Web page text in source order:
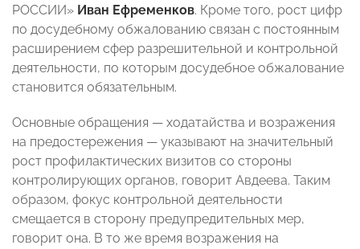
РОССИИ» Иван Ефременков. Кроме того, рост цифр
по досудебному обжалованию связан с постоянным
расширением сфер разрешительной и контрольной
деятельности, по которым досудебное обжалование
становится обязательным.
Основные обращения — ходатайства и возражения
на предостережения — указывают на значительный
рост профилактических визитов со стороны
контролирующих органов, говорит Авдеева. Таким
образом, фокус контрольной деятельности
смещается в сторону предупредительных мер,
говорит она. В то же время возражения на